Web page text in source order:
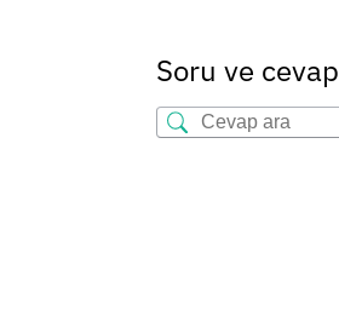
Soru ve cevap